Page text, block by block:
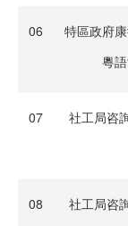
06
特區政府
粵
07 社工局咨
08 社工局咨